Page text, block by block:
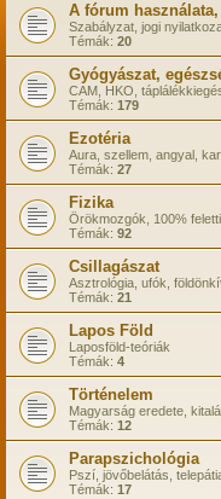
A fórum
Szabályzat, jogi
Témák: 20
Gyógyászat,
CAM, HKO,
Témák: 179
Ezotéria
Aura, szellem, angyal,
Témák: 27
Fizika
Örökmozgók, 100%
Témák: 92
Csillagászat
Asztrológia, ufók,
Témák: 21
Lapos Föld
Laposföld-teóriák
Témák: 4
Történelem
Magyarság eredete,
Témák: 12
Parapszichológia
Pszí, jövőbelátás,
Témák: 17